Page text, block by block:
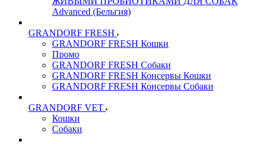
Advanced (Бельгия)
GRANDORF FRESH
GRANDORF FRESH Кошки
Промо
GRANDORF FRESH Собаки
GRANDORF FRESH Консервы Кошки
GRANDORF FRESH Консервы Собаки
GRANDORF VET
Кошки
Собаки